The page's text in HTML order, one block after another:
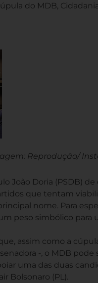
do MDB,
Reprodução/
João Doria (PSDB)
que tentam
nome. Para
peso simbólico
assim como a
-, o MDB
uma das duas
Bolsonaro (PL).